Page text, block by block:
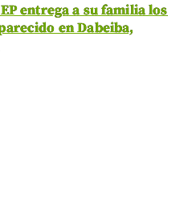
entrega a su familia los
en Dabeiba,